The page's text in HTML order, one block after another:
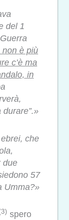
del 1
non è più
c’è ma
in
che
due
57
Umma?»
spero